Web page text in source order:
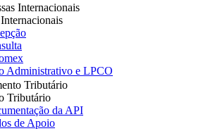
Internacionais
Administrativo e LPCO
Tributário
Tributário
da API
de Apoio